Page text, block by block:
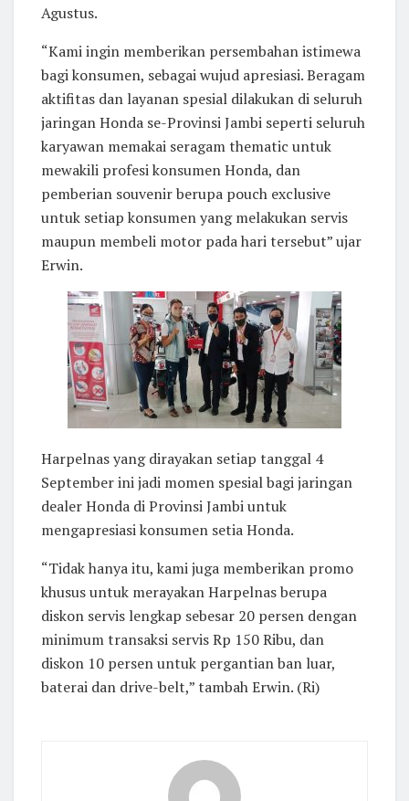
Agustus.
“Kami ingin memberikan persembahan istimewa
bagi konsumen, sebagai wujud apresiasi. Beragam
aktifitas dan layanan spesial dilakukan di seluruh
jaringan Honda se-Provinsi Jambi seperti seluruh
karyawan memakai seragam thematic untuk
mewakili profesi konsumen Honda, dan
pemberian souvenir berupa pouch exclusive
untuk setiap konsumen yang melakukan servis
maupun membeli motor pada hari tersebut” ujar
Erwin.
Harpelnas yang dirayakan setiap tanggal 4
September ini jadi momen spesial bagi jaringan
dealer Honda di Provinsi Jambi untuk
mengapresiasi konsumen setia Honda.
“Tidak hanya itu, kami juga memberikan promo
khusus untuk merayakan Harpelnas berupa
diskon servis lengkap sebesar 20 persen dengan
minimum transaksi servis Rp 150 Ribu, dan
diskon 10 persen untuk pergantian ban luar,
baterai dan drive-belt,” tambah Erwin. (Ri)